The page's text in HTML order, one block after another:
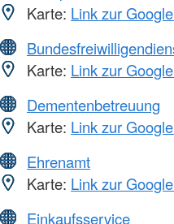
Karte: Link zur
Karte: Link zur
Dementenbetreuung
Karte: Link zur
Ehrenamt
Karte: Link zur
Einkaufsservice